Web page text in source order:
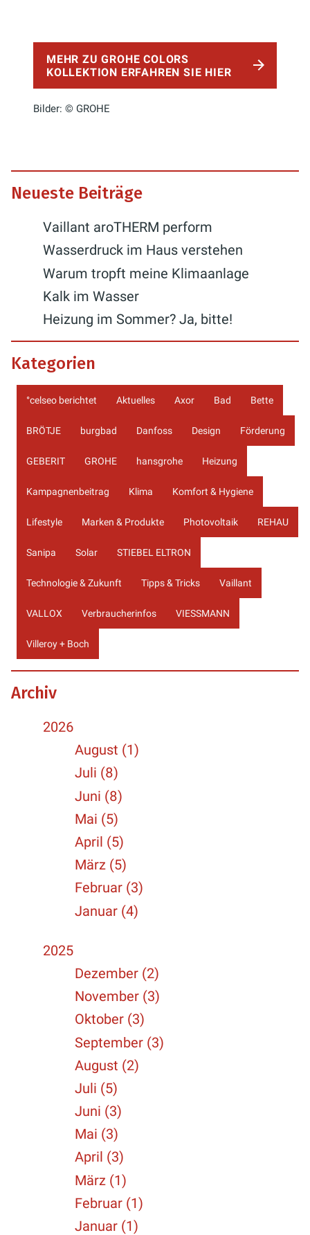
MEHR ZU GROHE COLORS
KOLLEKTION ERFAHREN SIE HIER
Bilder: © GROHE
Neueste Beiträge
Vaillant aroTHERM perform
Wasserdruck im Haus verstehen
Warum tropft meine Klimaanlage
Kalk im Wasser
Heizung im Sommer? Ja, bitte!
Kategorien
°celseo berichtet Aktuelles Axor Bad Bette
BRÖTJE burgbad Danfoss Design Förderung
GEBERIT GROHE hansgrohe Heizung
Kampagnenbeitrag Klima Komfort & Hygiene
Lifestyle Marken & Produkte Photovoltaik REHAU
Sanipa Solar STIEBEL ELTRON
Technologie & Zukunft Tipps & Tricks Vaillant
VALLOX Verbraucherinfos VIESSMANN
Villeroy + Boch
Archiv
2026
August (1)
Juli (8)
Juni (8)
Mai (5)
April (5)
März (5)
Februar (3)
Januar (4)
2025
Dezember (2)
November (3)
Oktober (3)
September (3)
August (2)
Juli (5)
Juni (3)
Mai (3)
April (3)
März (1)
Februar (1)
Januar (1)